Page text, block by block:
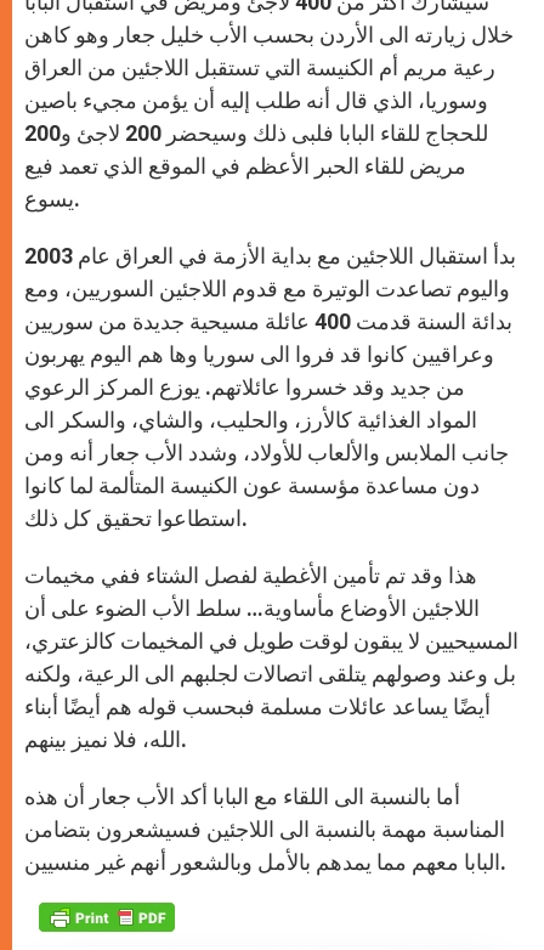
p e k
خلال زيارته الى الأردن بحسب الأب خليل جعار وهو كاهن
رعية مريم أم الكنيسة التي تستقبل اللاجئين من العراق
وسوريا، الذي قال أنه طلب إليه أن يؤمن مجيء باصين
للحجاج للقاء البابا فلبى ذلك وسيحضر 200 لاجئ و200
مريض للقاء الحبر الأعظم في الموقع الذي تعمد فيع
يسوع.
بدأ استقبال اللاجئين مع بداية الأزمة في العراق عام 2003
واليوم تصاعدت الوتيرة مع قدوم اللاجئين السوريين، ومع
بدائة السنة قدمت 400 عائلة مسيحية جديدة من سوريين
وعراقيين كانوا قد فروا الى سوريا وها هم اليوم يهربون
من جديد وقد خسروا عائلاتهم. يوزع المركز الرعوي
المواد الغذائية كالأرز، والحليب، والشاي، والسكر الى
جانب الملابس والألعاب للأولاد، وشدد الأب جعار أنه ومن
دون مساعدة مؤسسة عون الكنيسة المتألمة لما كانوا
استطاعوا تحقيق كل ذلك.
هذا وقد تم تأمين الأغطية لفصل الشتاء ففي مخيمات
اللاجئين الأوضاع مأساوية… سلط الأب الضوء على أن
المسيحيين لا يبقون لوقت طويل في المخيمات كالزعتري،
بل وعند وصولهم يتلقى اتصالات لجلبهم الى الرعية، ولكنه
أيضًا يساعد عائلات مسلمة فبحسب قوله هم أيضًا أبناء
الله، فلا نميز بينهم.
أما بالنسبة الى اللقاء مع البابا أكد الأب جعار أن هذه
المناسبة مهمة بالنسبة الى اللاجئين فسيشعرون بتضامن
البابا معهم مما يمدهم بالأمل وبالشعور أنهم غير منسيين.